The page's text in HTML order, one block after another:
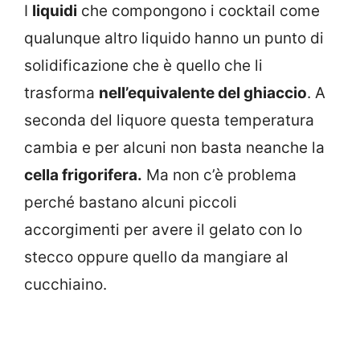
I liquidi che compongono i cocktail come
qualunque altro liquido hanno un punto di
solidificazione che è quello che li
trasforma nell’equivalente del ghiaccio. A
seconda del liquore questa temperatura
cambia e per alcuni non basta neanche la
cella frigorifera. Ma non c’è problema
perché bastano alcuni piccoli
accorgimenti per avere il gelato con lo
stecco oppure quello da mangiare al
cucchiaino.